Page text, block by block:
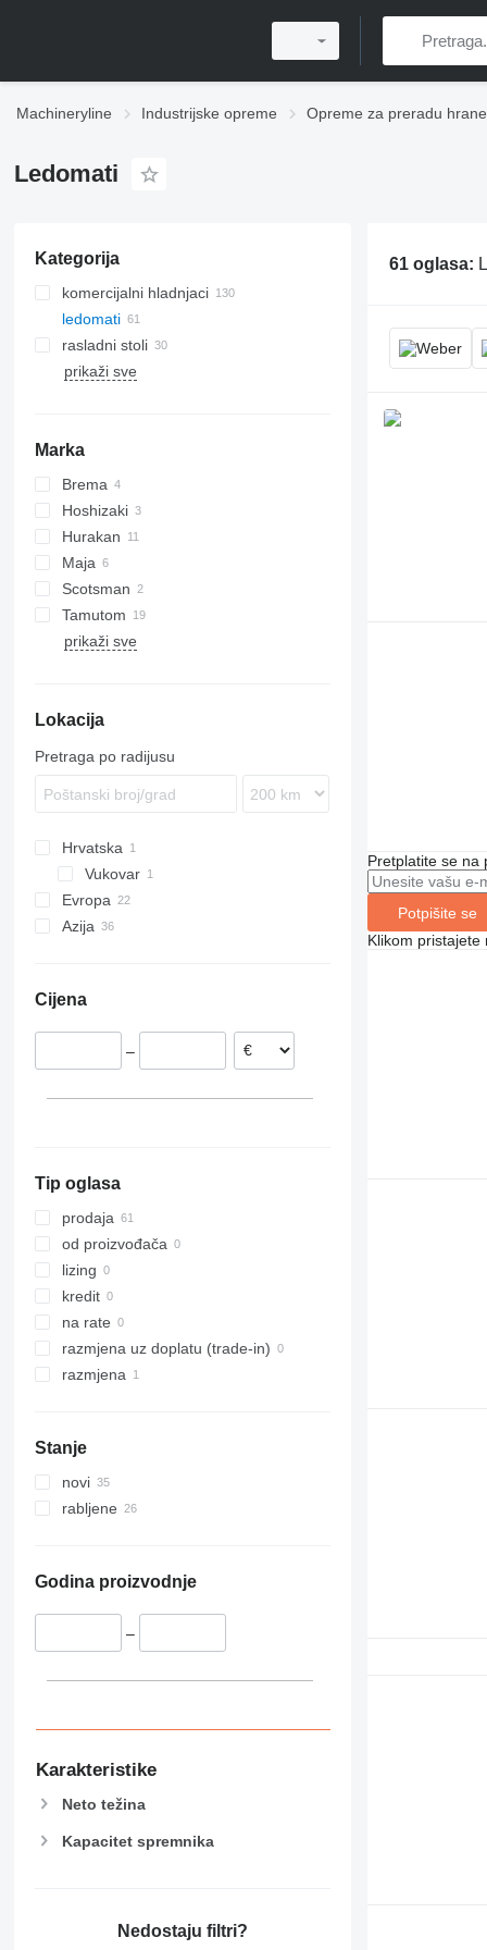
Machineryline Industrijske opreme Opreme za preradu hrane
Ledomati
Kategorija
komercijalni hladnjaci
ledomati
rasladni stoli
prikaži sve
Marka
Brema
Hoshizaki
Hurakan
HKN
Maja
Scotsman
Tamutom
prikaži sve
Lokacija
Pretraga po radijusu
Hrvatska
Vukovar
Evropa
Srbija
Ujedinjeno Kraljevstvo
Azija
Cijena
–
Tip oglasa
prodaja
od proizvođača
lizing
kredit
na rate
razmjena uz doplatu (trade-in)
razmjena
Stanje
novi
rabljene
Godina proizvodnje
–
Karakteristike
Neto težina
Kapacitet spremnika
Nedostaju filtri?
61 oglasa:
Pretplatite se na
Potpišite se
Klikom pristajete